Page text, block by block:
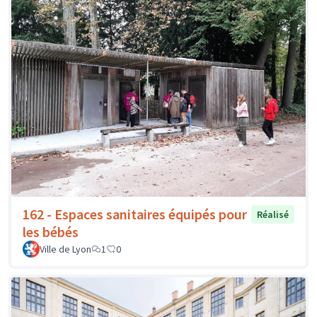
162 - Espaces sanitaires équipés pour
les bébés
Réalisé
Ville de Lyon 1 0